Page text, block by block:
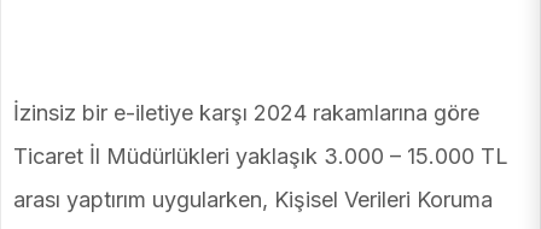
İzinsiz bir e-iletiye karşı 2024 rakamlarına göre
Ticaret İl Müdürlükleri yaklaşık 3.000 – 15.000 TL
arası yaptırım uygularken, Kişisel Verileri Koruma